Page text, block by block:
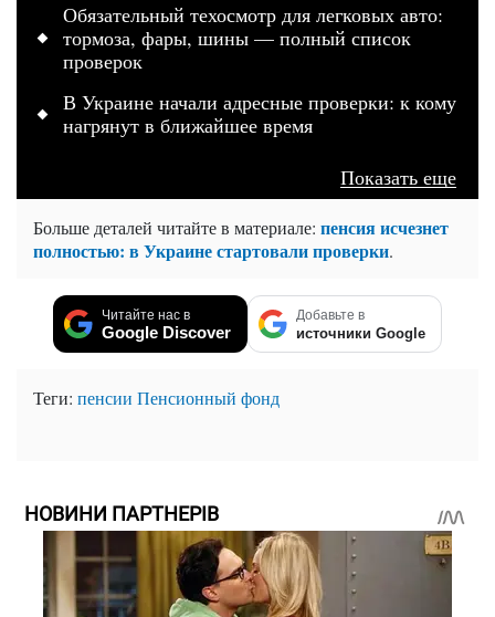
Обязательный техосмотр для легковых авто:
тормоза, фары, шины — полный список
проверок
В Украине начали адресные проверки: к кому
нагрянут в ближайшее время
Показать еще
Больше деталей читайте в материале: пенсия исчезнет
полностью: в Украине стартовали проверки.
Читайте нас в
Google Discover
Добавьте в
источники Google
Теги: пенсии Пенсионный фонд
НОВИНИ ПАРТНЕРІВ